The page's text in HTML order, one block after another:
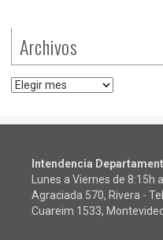
Archivos
Archivos
Intendencia
Lunes a Viernes de 8:15h
Agraciada 570, Rivera - Tel.
Cuareim 1533, Montevideo